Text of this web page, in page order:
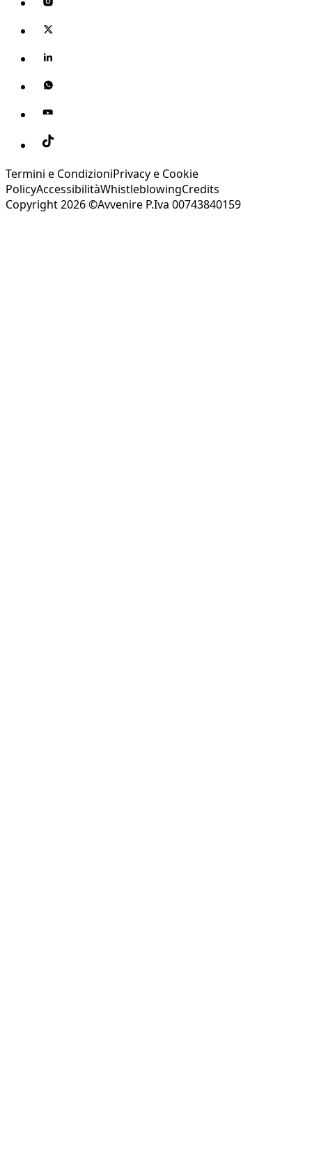
Termini e CondizioniPrivacy e Cookie
PolicyAccessibilitàWhistleblowingCredits
Copyright 2026 ©Avvenire P.Iva 00743840159